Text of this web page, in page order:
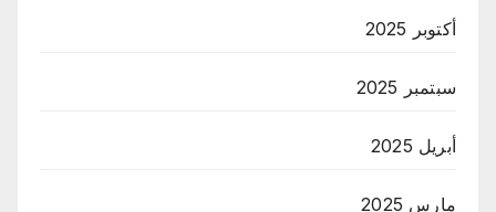
أكتوبر 2025
سبتمبر 2025
أبريل 2025
مارس 2025